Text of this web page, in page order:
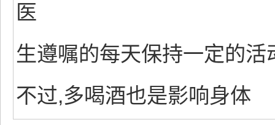
医
生遵嘱的每天保持一定的
不过,多喝酒也是影响身体